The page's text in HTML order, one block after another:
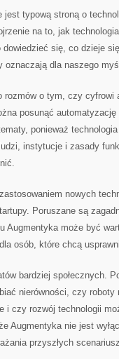
typową stroną o
na to, jak
się, co dzieje
oznaczają dla naszego
rozmów o tym, czy cyfrowi
posunąć
ponieważ
instytucje i zasady
nowych
Poruszane są
Augmentyka może być
osób, które chcą
bardziej społecznych.
nierówności, czy
i czy rozwój technologii
Augmentyka nie jest
przyszłych